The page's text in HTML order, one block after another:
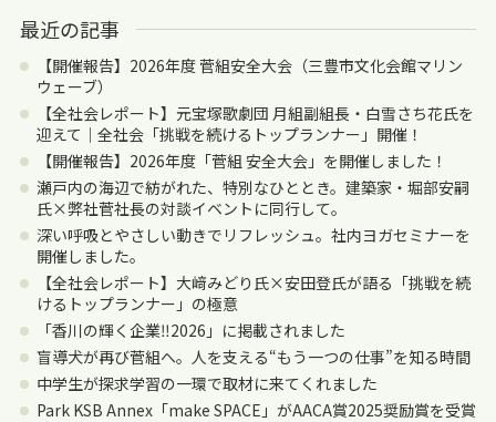
最近の記事
【開催報告】2026年度 菅組安全大会（三豊市文化会館マリン
ウェーブ）
【全社会レポート】元宝塚歌劇団 月組副組長・白雪さち花氏を
迎えて｜全社会「挑戦を続けるトップランナー」開催！
【開催報告】2026年度「菅組 安全大会」を開催しました！
瀬戸内の海辺で紡がれた、特別なひととき。建築家・堀部安嗣
氏×弊社菅社長の対談イベントに同行して。
深い呼吸とやさしい動きでリフレッシュ。社内ヨガセミナーを
開催しました。
【全社会レポート】大﨑みどり氏×安田登氏が語る「挑戦を続
けるトップランナー」の極意
「香川の輝く企業‼2026」に掲載されました
盲導犬が再び菅組へ。人を支える“もう一つの仕事”を知る時間
中学生が探求学習の一環で取材に来てくれました
Park KSB Annex「make SPACE」がAACA賞2025奨励賞を受賞